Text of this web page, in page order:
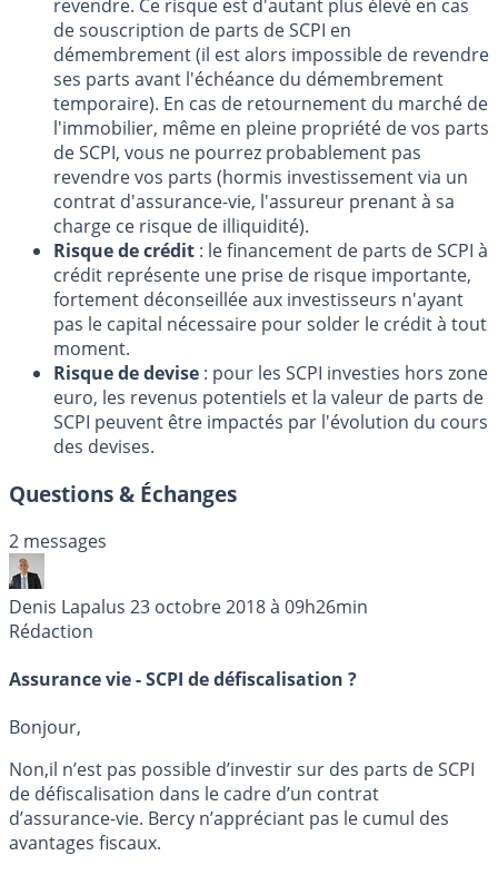
revendre. Ce risque est d'autant plus élevé en cas
de souscription de parts de SCPI en
démembrement (il est alors impossible de revendre
ses parts avant l'échéance du démembrement
temporaire). En cas de retournement du marché de
l'immobilier, même en pleine propriété de vos parts
de SCPI, vous ne pourrez probablement pas
revendre vos parts (hormis investissement via un
contrat d'assurance-vie, l'assureur prenant à sa
charge ce risque de illiquidité).
Risque de crédit : le financement de parts de SCPI à
crédit représente une prise de risque importante,
fortement déconseillée aux investisseurs n'ayant
pas le capital nécessaire pour solder le crédit à tout
moment.
Risque de devise : pour les SCPI investies hors zone
euro, les revenus potentiels et la valeur de parts de
SCPI peuvent être impactés par l'évolution du cours
des devises.
Questions & Échanges
2 messages
Denis Lapalus 23 octobre 2018 à 09h26min
Rédaction
Assurance vie - SCPI de défiscalisation ?
Bonjour,
Non,il n’est pas possible d’investir sur des parts de SCPI
de défiscalisation dans le cadre d’un contrat
d’assurance-vie. Bercy n’appréciant pas le cumul des
avantages fiscaux.